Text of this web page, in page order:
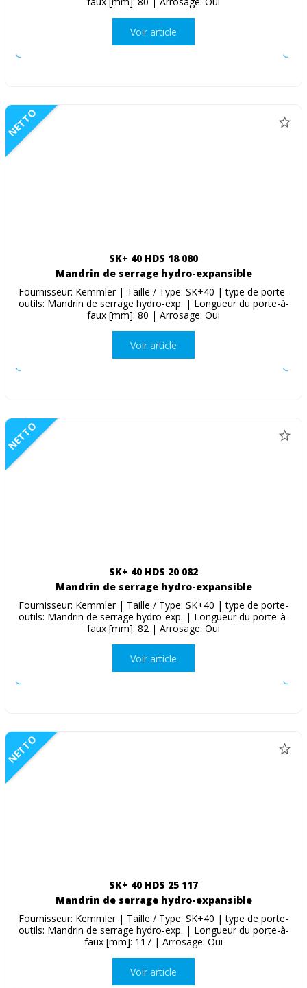
Voir article
NETTO
SK+ 40 HDS 18 080
Mandrin de serrage hydro-expansible
Fournisseur: Kemmler | Taille / Type: SK+40 | type de porte-
outils: Mandrin de serrage hydro-exp. | Longueur du porte-à-
faux [mm]: 80 | Arrosage: Oui
Voir article
NETTO
SK+ 40 HDS 20 082
Mandrin de serrage hydro-expansible
Fournisseur: Kemmler | Taille / Type: SK+40 | type de porte-
outils: Mandrin de serrage hydro-exp. | Longueur du porte-à-
faux [mm]: 82 | Arrosage: Oui
Voir article
NETTO
SK+ 40 HDS 25 117
Mandrin de serrage hydro-expansible
Fournisseur: Kemmler | Taille / Type: SK+40 | type de porte-
outils: Mandrin de serrage hydro-exp. | Longueur du porte-à-
faux [mm]: 117 | Arrosage: Oui
Voir article